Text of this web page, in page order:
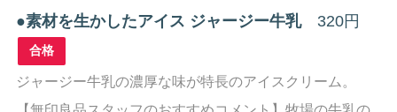
●素材を生かしたアイス ジャージー牛乳320円
合格
ジャージー牛乳の濃厚な味が特長のアイスクリーム。